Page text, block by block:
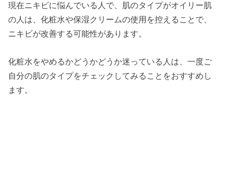
現在ニキビに悩んでいる人で、肌のタイプがオイリー肌
の人は、化粧水や保湿クリームの使用を控えることで、
ニキビが改善する可能性があります。
化粧水をやめるかどうかどうか迷っている人は、一度ご
自分の肌のタイプをチェックしてみることをおすすめし
ます。